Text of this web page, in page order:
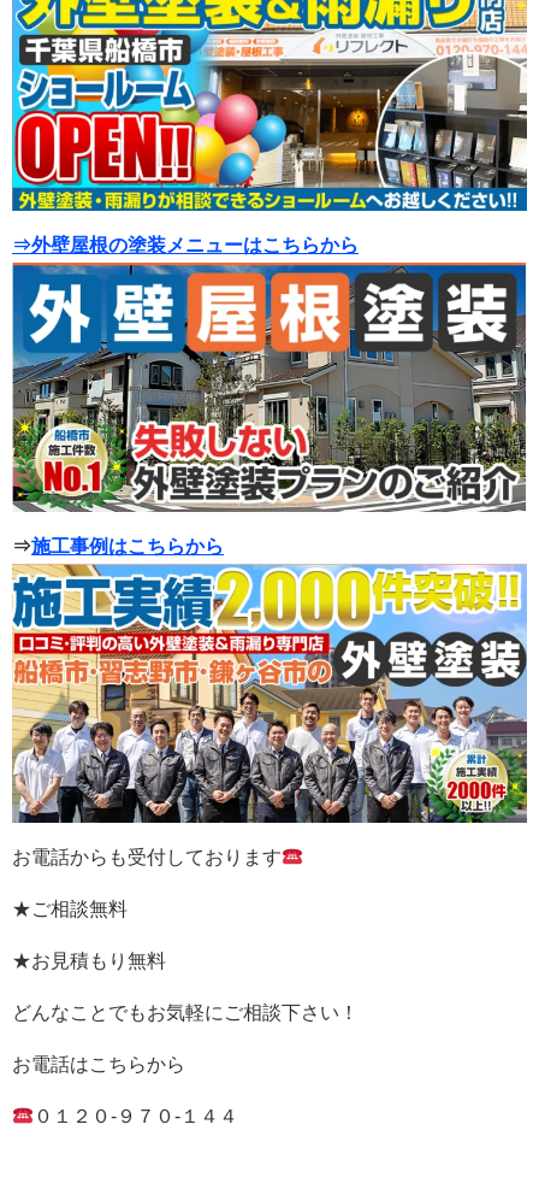
⇒外壁屋根の塗装メニューはこちらから
⇒施工事例はこちらから
お電話からも受付しております
★ご相談無料
★お見積もり無料
どんなことでもお気軽にご相談下さい！
お電話はこちらから
０１２０-９７０-１４４